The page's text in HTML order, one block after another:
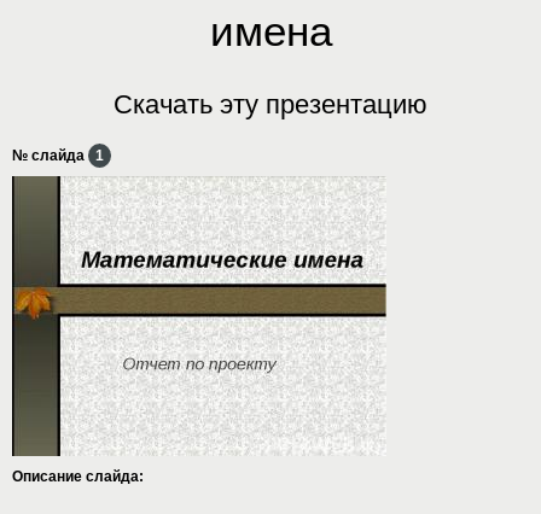
имена
Скачать эту презентацию
№ слайда 1
Описание слайда: